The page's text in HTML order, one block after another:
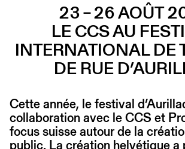
23 – 26 AOÛT
LE CCS AU
INTERNATIONAL DE
DE RUE
Cette année, le festival
collaboration avec le CCS et
focus suisse autour de la
public. La création helvétique a